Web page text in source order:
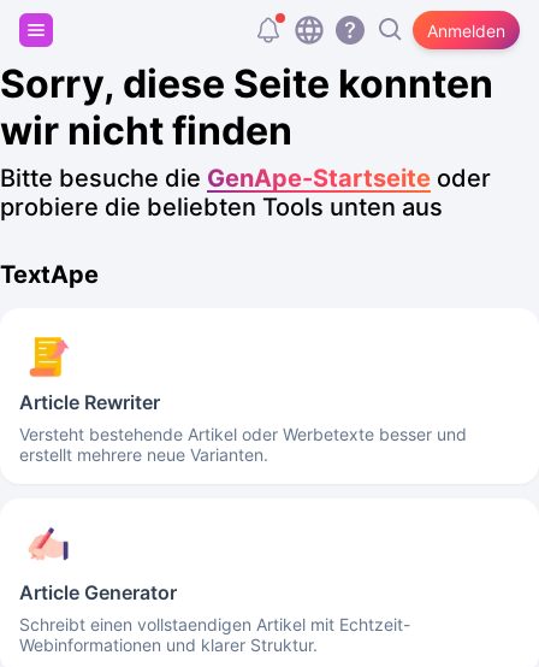
Anmelden
Registriere dich und erhalte 20.000 kostenlose
Tokens!
Sorry, diese Seite konnten
wir nicht finden
Bitte besuche die GenApe-Startseite oder
probiere die beliebten Tools unten aus
TextApe
Article Rewriter
Versteht bestehende Artikel oder Werbetexte besser und
erstellt mehrere neue Varianten.
Article Generator
Schreibt einen vollstaendigen Artikel mit Echtzeit-
Webinformationen und klarer Struktur.